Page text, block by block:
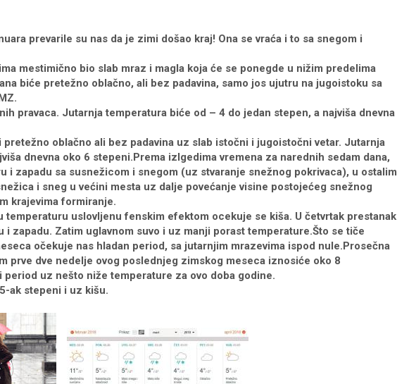
prevarile su nas da je zimi došao kraj! Ona se vraća i to sa snegom i
mestimično bio slab mraz i magla koja će se ponegde u nižim predelima
biće pretežno oblačno, ali bez padavina, samo jos ujutru na jugoistoku sa
pravaca. Jutarnja temperatura biće od – 4 do jedan stepen, a najviša dnevna
oblačno ali bez padavina uz slab istočni i jugoistočni vetar. Jutarnja
dnevna oko 6 stepeni.Prema izlgedima vremena za narednih sedam dana,
i zapadu sa susnežicom i snegom (uz stvaranje snežnog pokrivaca), u ostalim
i sneg u većini mesta uz dalje povećanje visine postojećeg snežnog
krajevima formiranje.
temperaturu uslovljenu fenskim efektom ocekuje se kiša. U četvrtak prestanak
i zapadu. Zatim uglavnom suvo i uz manji porast temperature.Što se tiče
očekuje nas hladan period, sa jutarnjim mrazevima ispod nule.Prosečna
prve dve nedelje ovog poslednjeg zimskog meseca iznosiće oko 8
uz nešto niže temperature za ovo doba godine.
ak stepeni i uz kišu.